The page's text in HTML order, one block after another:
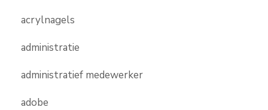
acrylnagels
administratie
administratief medewerker
adobe